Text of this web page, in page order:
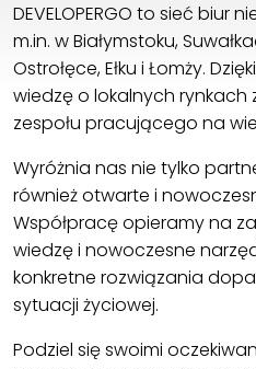
DEVELOPERGO to sieć biur
m.in. w Białymstoku,
Ostrołęce, Ełku i Łomży.
wiedzę o lokalnych rynkach
zespołu pracującego na
Wyróżnia nas nie tylko
również otwarte i
Współpracę opieramy na
wiedzę i nowoczesne
konkretne rozwiązania
sytuacji życiowej.
Podziel się swoimi